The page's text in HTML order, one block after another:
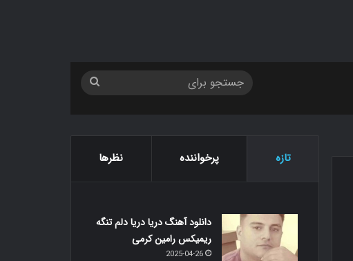
تازه پرخواننده نظرها
دانلود آهنگ دریا دریا دلم تنگه
ریمیکس رامین کرمی
2025-04-26